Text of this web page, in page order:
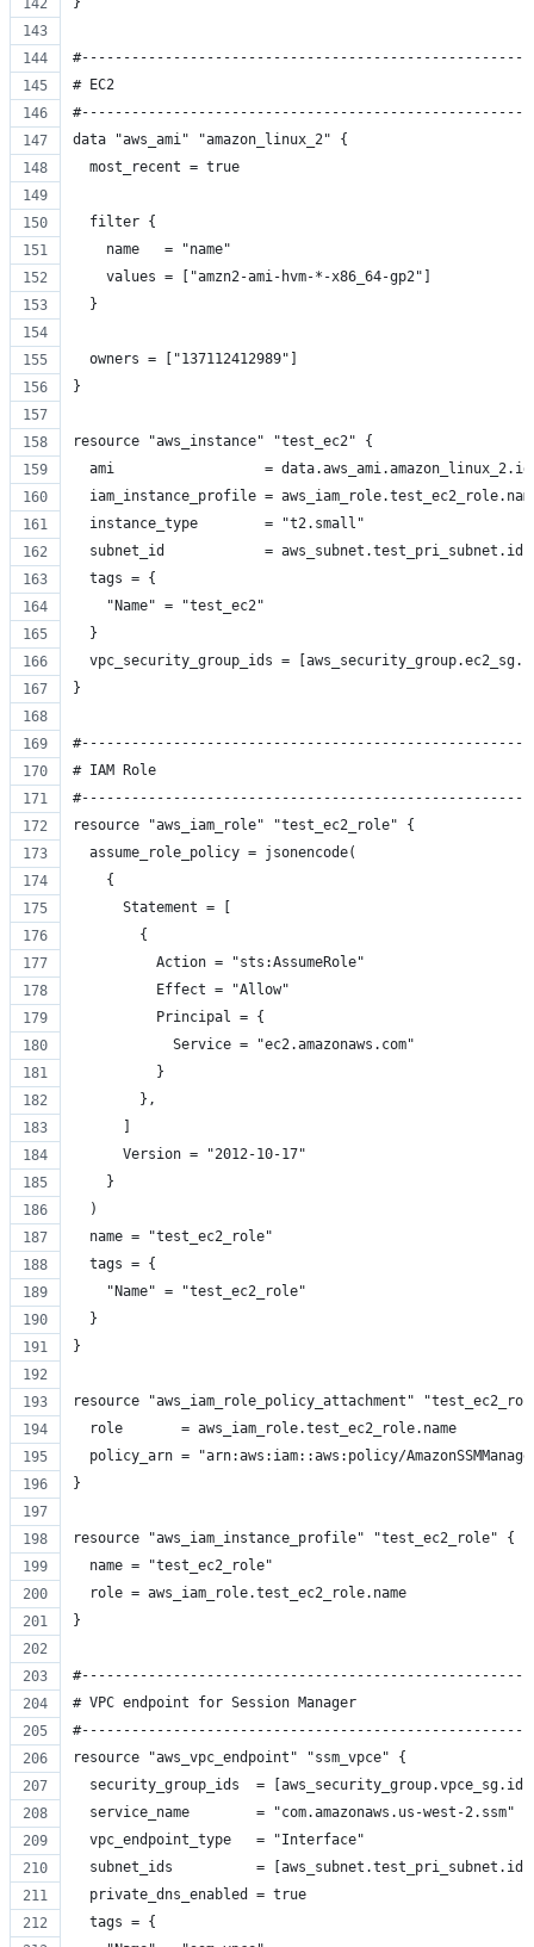
# EC2
data "aws_ami" "amazon_linux_2" {
  most_recent = true
  filter {
    name   = "name"
    values = ["amzn2-ami-hvm-*-x86_64-gp2"]
  }
  owners = ["137112412989"]
}
resource "aws_instance" "test_ec2" {
  ami                  = data.aws_ami.amazon_linux_2.id
iam_instance_profile =
  instance_type        = "t2.small"
  subnet_id            = aws_subnet.test_pri_subnet.id
  tags = {
    "Name" = "test_ec2"
  }
vpc_security_group_ids =
}
# IAM Role
resource "aws_iam_role" "test_ec2_role" {
  assume_role_policy = jsonencode(
    {
      Statement = [
        {
          Action = "sts:AssumeRole"
          Effect = "Allow"
          Principal = {
            Service = "ec2.amazonaws.com"
          }
        },
      Version = "2012-10-17"
    }
  )
  name = "test_ec2_role"
  tags = {
    "Name" = "test_ec2_role"
  }
}
resource "aws_iam_role_policy_attachment"
  role       = aws_iam_role.test_ec2_role.name
policy_arn = "arn:aws:iam::aws:policy/
}
resource "aws_iam_instance_profile" "test_ec2_role" {
  name = "test_ec2_role"
  role = aws_iam_role.test_ec2_role.name
}
# VPC endpoint for Session Manager
resource "aws_vpc_endpoint" "ssm_vpce" {
  security_group_ids  = [aws_security_group.vpce_sg.id]
  service_name        = "com.amazonaws.us-west-2.ssm"
  vpc_endpoint_type   = "Interface"
  subnet_ids          = [aws_subnet.test_pri_subnet.id]
  private_dns_enabled = true
  tags = {